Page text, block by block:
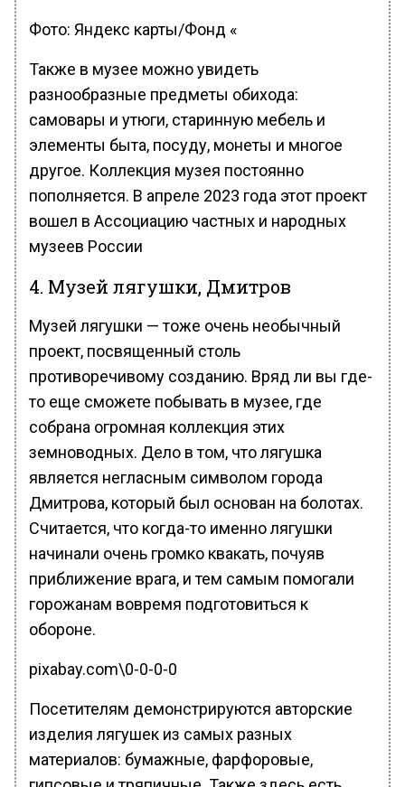
Фото: Яндекс карты/Фонд «
Также в музее можно увидеть
разнообразные предметы обихода:
самовары и утюги, старинную мебель и
элементы быта, посуду, монеты и многое
другое. Коллекция музея постоянно
пополняется. В апреле 2023 года этот проект
вошел в Ассоциацию частных и народных
музеев России
4. Музей лягушки, Дмитров
Музей лягушки — тоже очень необычный
проект, посвященный столь
противоречивому созданию. Вряд ли вы где-
то еще сможете побывать в музее, где
собрана огромная коллекция этих
земноводных. Дело в том, что лягушка
является негласным символом города
Дмитрова, который был основан на болотах.
Считается, что когда-то именно лягушки
начинали очень громко квакать, почуяв
приближение врага, и тем самым помогали
горожанам вовремя подготовиться к
обороне.
pixabay.com\0-0-0-0
Посетителям демонстрируются авторские
изделия лягушек из самых разных
материалов: бумажные, фарфоровые,